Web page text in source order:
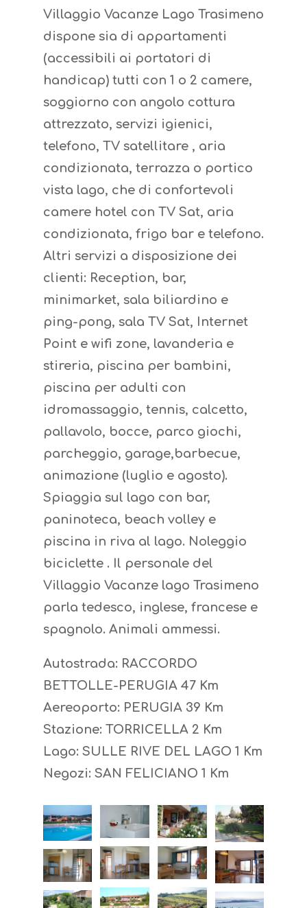
Villaggio Vacanze Lago Trasimeno
dispone sia di appartamenti
(accessibili ai portatori di
handicap) tutti con 1 o 2 camere,
soggiorno con angolo cottura
attrezzato, servizi igienici,
telefono, TV satellitare , aria
condizionata, terrazza o portico
vista lago, che di confortevoli
camere hotel con TV Sat, aria
condizionata, frigo bar e telefono.
Altri servizi a disposizione dei
clienti: Reception, bar,
minimarket, sala biliardino e
ping-pong, sala TV Sat, Internet
Point e wifi zone, lavanderia e
stireria, piscina per bambini,
piscina per adulti con
idromassaggio, tennis, calcetto,
pallavolo, bocce, parco giochi,
parcheggio, garage,barbecue,
animazione (luglio e agosto).
Spiaggia sul lago con bar,
paninoteca, beach volley e
piscina in riva al lago. Noleggio
biciclette . Il personale del
Villaggio Vacanze lago Trasimeno
parla tedesco, inglese, francese e
spagnolo. Animali ammessi.
Autostrada: RACCORDO
BETTOLLE-PERUGIA 47 Km
Aereoporto: PERUGIA 39 Km
Stazione: TORRICELLA 2 Km
Lago: SULLE RIVE DEL LAGO 1 Km
Negozi: SAN FELICIANO 1 Km